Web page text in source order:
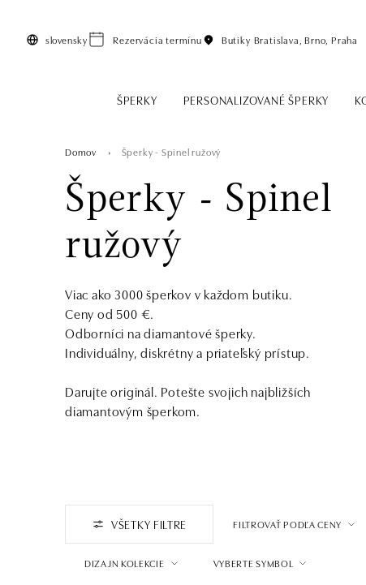
slovensky Rezervácia termínu Butiky Bratislava, Brno, Praha
ŠPERKY PERSONALIZOVANÉ ŠPERKY
Domov Šperky - Spinel ružový
Šperky - Spinel
ružový
Viac ako 3000 šperkov v každom butiku.
Ceny od 500 €.
Odborníci na diamantové šperky.
Individuálny, diskrétny a priateľský prístup.
Darujte originál. Potešte svojich najbližších
diamantovým šperkom.
VŠETKY FILTRE FILTROVAŤ PODĽA CENY
DIZAJN KOLEKCIE VYBERTE SYMBOL